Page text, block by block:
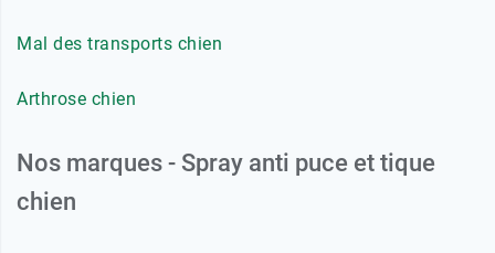
Mal des transports chien
Arthrose chien
Nos marques - Spray anti puce et tique
chien